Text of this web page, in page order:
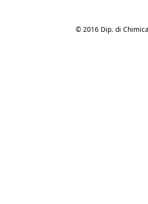
© 2016 Dip. di